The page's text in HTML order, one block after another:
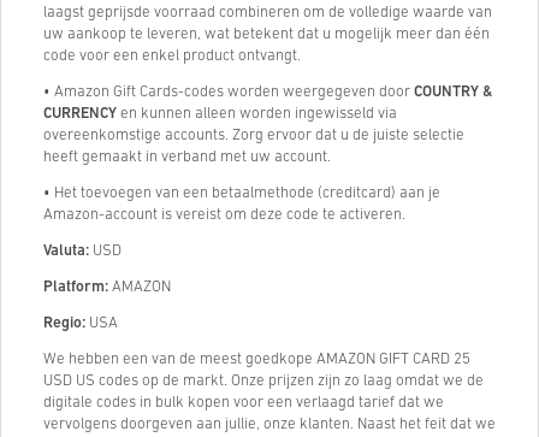
laagst geprijsde voorraad combineren om de volledige waarde van
uw aankoop te leveren, wat betekent dat u mogelijk meer dan één
code voor een enkel product ontvangt.
• Amazon Gift Cards-codes worden weergegeven door COUNTRY &
CURRENCY en kunnen alleen worden ingewisseld via
overeenkomstige accounts. Zorg ervoor dat u de juiste selectie
heeft gemaakt in verband met uw account.
• Het toevoegen van een betaalmethode (creditcard) aan je
Amazon-account is vereist om deze code te activeren.
Valuta: USD
Platform: AMAZON
Regio: USA
We hebben een van de meest goedkope AMAZON GIFT CARD 25
USD US codes op de markt. Onze prijzen zijn zo laag omdat we de
digitale codes in bulk kopen voor een verlaagd tarief dat we
vervolgens doorgeven aan jullie, onze klanten. Naast het feit dat we